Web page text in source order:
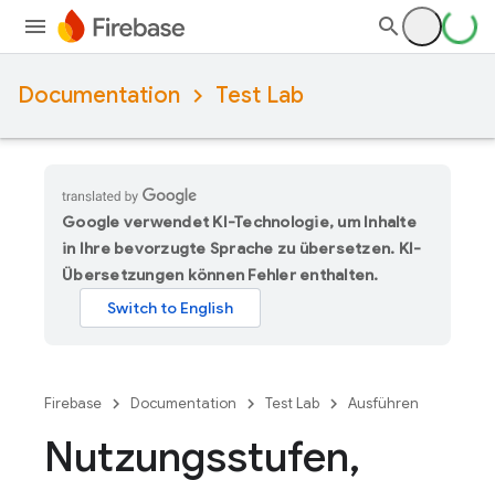
Documentation Test Lab
Google verwendet KI-Technologie, um Inhalte
in Ihre bevorzugte Sprache zu übersetzen. KI-
Übersetzungen können Fehler enthalten.
Firebase Documentation Test Lab Ausführen
Nutzungsstufen,